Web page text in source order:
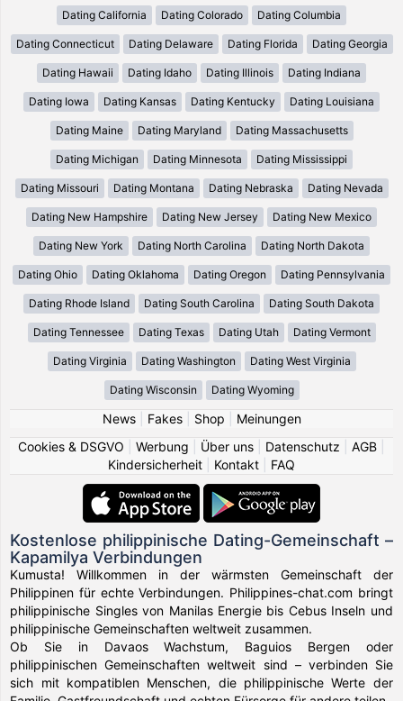
Dating California Dating Colorado Dating Columbia
Dating Connecticut Dating Delaware Dating Florida Dating Georgia
Dating Hawaii Dating Idaho Dating Illinois Dating Indiana
Dating Iowa Dating Kansas Dating Kentucky Dating Louisiana
Dating Maine Dating Maryland Dating Massachusetts
Dating Michigan Dating Minnesota Dating Mississippi
Dating Missouri Dating Montana Dating Nebraska Dating Nevada
Dating New Hampshire Dating New Jersey Dating New Mexico
Dating New York Dating North Carolina Dating North Dakota
Dating Ohio Dating Oklahoma Dating Oregon Dating Pennsylvania
Dating Rhode Island Dating South Carolina Dating South Dakota
Dating Tennessee Dating Texas Dating Utah Dating Vermont
Dating Virginia Dating Washington Dating West Virginia
Dating Wisconsin Dating Wyoming
News| Fakes| Shop
Meinungen
Cookies & DSGVO
Werbung Über uns Datenschutz AGB
Kindersicherheit
Kontakt FAQ
Kostenlose philippinische Dating-Gemeinschaft –
Kapamilya Verbindungen
Kumusta! Willkommen in der wärmsten Gemeinschaft der
Philippinen für echte Verbindungen. Philippines-chat.com bringt
philippinische Singles von Manilas Energie bis Cebus Inseln und
philippinische Gemeinschaften weltweit zusammen.
Ob Sie in Davaos Wachstum, Baguios Bergen oder
philippinischen Gemeinschaften weltweit sind – verbinden Sie
sich mit kompatiblen Menschen, die philippinische Werte der